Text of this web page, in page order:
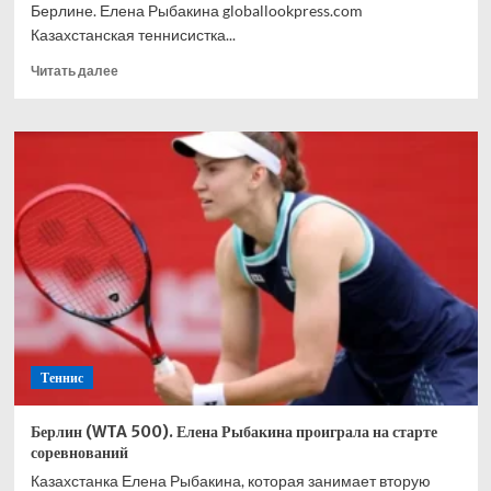
Берлине. Елена Рыбакина globallookpress.com
Казахстанская теннисистка...
Читать далееПрочитать
Рыбакина
в
четвертьфинал
турнира
в
Берлине
Теннис
Берлин (WTA 500). Елена Рыбакина проиграла на старте
соревнований
Казахстанка Елена Рыбакина, которая занимает вторую